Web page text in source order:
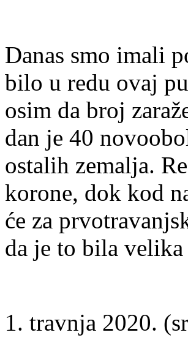
Danas smo imali
bilo u redu ovaj
osim da broj
dan je 40
ostalih zemalja.
korone, dok kod
će za
da je to bila
1. travnja 2020.